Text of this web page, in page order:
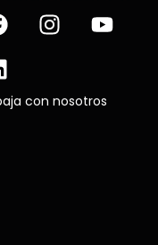
con nosotros